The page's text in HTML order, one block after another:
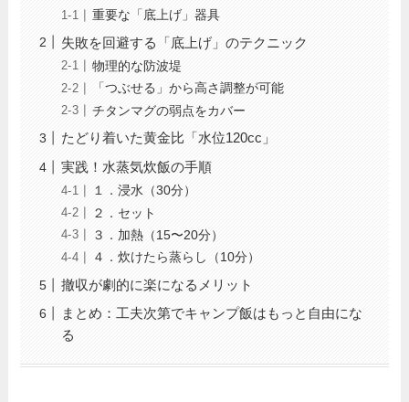
重要な「底上げ」器具
失敗を回避する「底上げ」のテクニック
物理的な防波堤
「つぶせる」から高さ調整が可能
チタンマグの弱点をカバー
たどり着いた黄金比「水位120cc」
実践！水蒸気炊飯の手順
１．浸水（30分）
２．セット
３．加熱（15〜20分）
４．炊けたら蒸らし（10分）
撤収が劇的に楽になるメリット
まとめ：工夫次第でキャンプ飯はもっと自由にな
る